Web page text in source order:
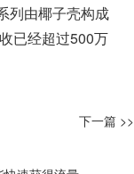
列由椰子壳构成
已经超过500万
下一篇 >>